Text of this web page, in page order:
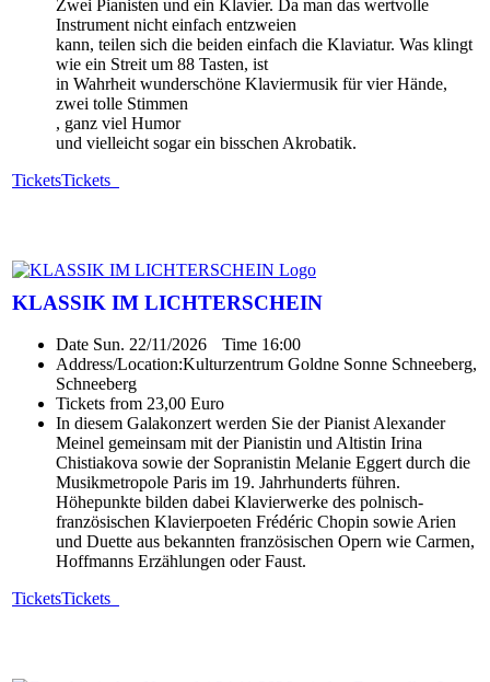
Zwei Pianisten und ein Klavier. Da man das wertvolle
Instrument nicht einfach entzweien
kann, teilen sich die beiden einfach die Klaviatur. Was klingt
wie ein Streit um 88 Tasten, ist
in Wahrheit wunderschöne Klaviermusik für vier Hände,
zwei tolle Stimmen
, ganz viel Humor
und vielleicht sogar ein bisschen Akrobatik.
TicketsTickets
KLASSIK IM LICHTERSCHEIN
Date Sun. 22/11/2026 Time 16:00
Address/Location:Kulturzentrum Goldne Sonne Schneeberg,
Schneeberg
Tickets from 23,00 Euro
In diesem Galakonzert werden Sie der Pianist Alexander
Meinel gemeinsam mit der Pianistin und Altistin Irina
Chistiakova sowie der Sopranistin Melanie Eggert durch die
Musikmetropole Paris im 19. Jahrhunderts führen.
Höhepunkte bilden dabei Klavierwerke des polnisch-
französischen Klavierpoeten Frédéric Chopin sowie Arien
und Duette aus bekannten französischen Opern wie Carmen,
Hoffmanns Erzählungen oder Faust.
TicketsTickets